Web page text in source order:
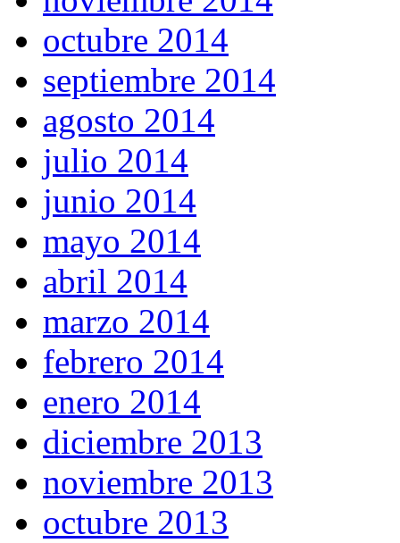
octubre 2014
septiembre 2014
agosto 2014
julio 2014
junio 2014
mayo 2014
abril 2014
marzo 2014
febrero 2014
enero 2014
diciembre 2013
noviembre 2013
octubre 2013